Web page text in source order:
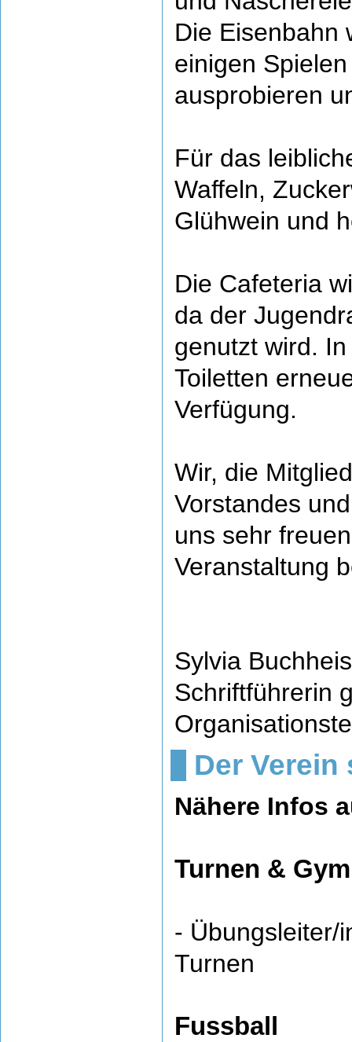
Die Eisenbahn
einigen
ausprobieren
Für das
Waffeln,
Glühwein und
Die Cafeteria
da der
genutzt wird.
Toiletten
Verfügung.
Wir, die
Vorstandes
uns sehr
Veranstaltung
Sylvia
Schriftführerin
Der
Nähere Infos
Turnen &
- Übungsleiter/
Turnen
Fussball